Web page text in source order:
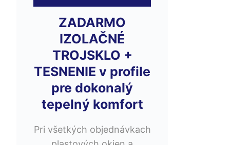
ZADARMO
IZOLAČNÉ
TROJSKLO +
TESNENIE v profile
pre dokonalý
tepelný komfort
Pri všetkých objednávkach